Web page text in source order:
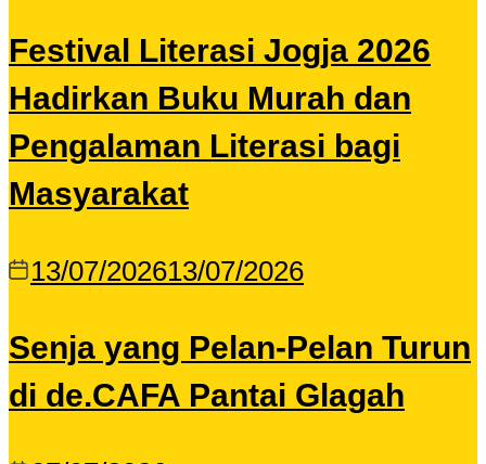
Festival Literasi Jogja 2026
Hadirkan Buku Murah dan
Pengalaman Literasi bagi
Masyarakat
13/07/202613/07/2026
Senja yang Pelan-Pelan Turun
di de.CAFA Pantai Glagah